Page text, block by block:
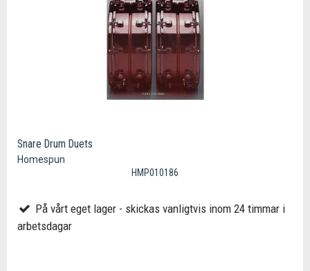
Snare Drum Duets
Homespun
HMP010186
På vårt eget lager - skickas vanligtvis inom 24 timmar i
arbetsdagar